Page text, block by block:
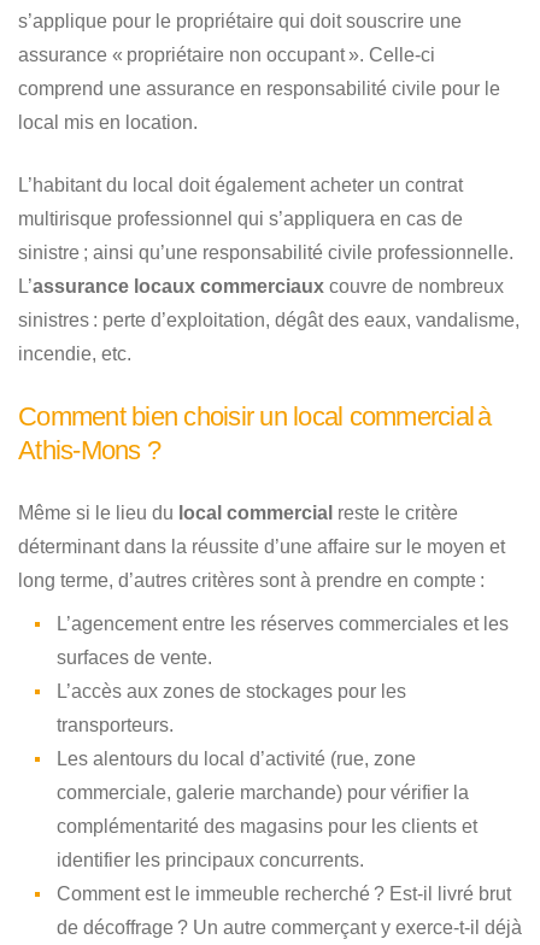
s’applique pour le propriétaire qui doit souscrire une
assurance « propriétaire non occupant ». Celle-ci
comprend une assurance en responsabilité civile pour le
local mis en location.
L’habitant du local doit également acheter un contrat
multirisque professionnel qui s’appliquera en cas de
sinistre ; ainsi qu’une responsabilité civile professionnelle.
L’assurance locaux commerciaux couvre de nombreux
sinistres : perte d’exploitation, dégât des eaux, vandalisme,
incendie, etc.
Comment bien choisir un local commercial à
Athis-Mons ?
Même si le lieu du local commercial reste le critère
déterminant dans la réussite d’une affaire sur le moyen et
long terme, d’autres critères sont à prendre en compte :
L’agencement entre les réserves commerciales et les
surfaces de vente.
L’accès aux zones de stockages pour les
transporteurs.
Les alentours du local d’activité (rue, zone
commerciale, galerie marchande) pour vérifier la
complémentarité des magasins pour les clients et
identifier les principaux concurrents.
Comment est le immeuble recherché ? Est-il livré brut
de décoffrage ? Un autre commerçant y exerce-t-il déjà